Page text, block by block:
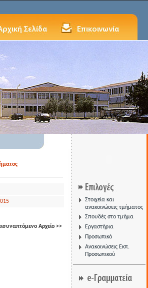
Αρχείο >>
Στοιχεία και
ανακοινώσεις τμήματος
Σπουδές στο τμήμα
Εργαστήρια
Προσωπικό
Ανακοινώσεις Εκπ.
Προσωπικού